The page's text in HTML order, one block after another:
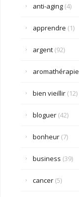
anti-aging(4)
apprendre (1)
argent(92)
aromathérapie
bien vieillir(12)
bloguer(42)
bonheur(7)
business (39)
cancer(5)